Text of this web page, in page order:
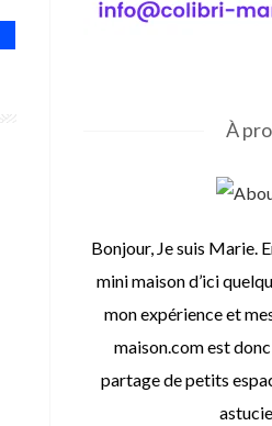
À
Bonjour, Je suis Marie.
mini maison d’ici
mon expérience et
maison.com est
partage de petits